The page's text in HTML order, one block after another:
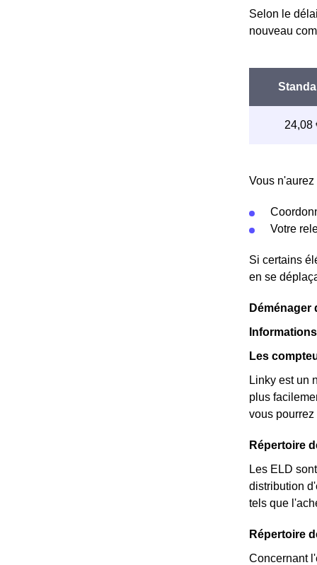
Selon le
nouveau
Vous
Votre
Si certains
en se
Déménager
Les
Linky est un
plus
vous
Répertoire
Les ELD
distribution
tels que
Répertoire
Concernant